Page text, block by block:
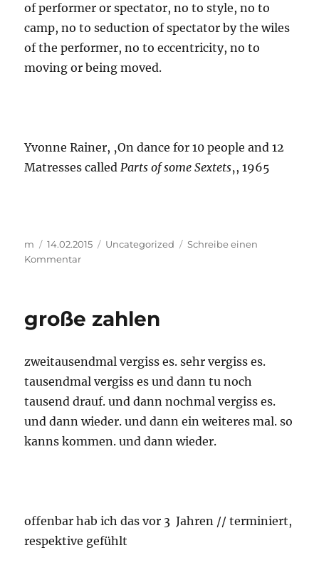
of performer or spectator, no to style, no to
camp, no to seduction of spectator by the wiles
of the performer, no to eccentricity, no to
moving or being moved.
Yvonne Rainer, ‚On dance for 10 people and 12
Matresses calledParts of some Sextets‚, 1965
Autor
m
Veröffentlicht
am
14.02.2015 Kategorien
Uncategorized
Schreibe einen
Kommentarzu
große zahlen
zweitausendmal vergiss es. sehr vergiss es.
tausendmal vergiss es und dann tu noch
tausend drauf. und dann nochmal vergiss es.
und dann wieder. und dann ein weiteres mal. so
kanns kommen. und dann wieder.
offenbar hab ich das vor 3 Jahren // terminiert,
respektive gefühlt